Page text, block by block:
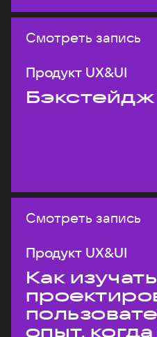
Смотреть запись
Продукт UX&UI
Бэкстейдж
Смотреть запись
Продукт UX&UI
Как
опыт,